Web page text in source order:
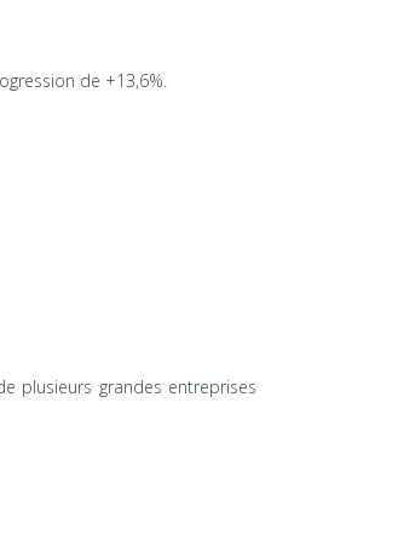
de +13,6%.
plusieurs grandes entreprises